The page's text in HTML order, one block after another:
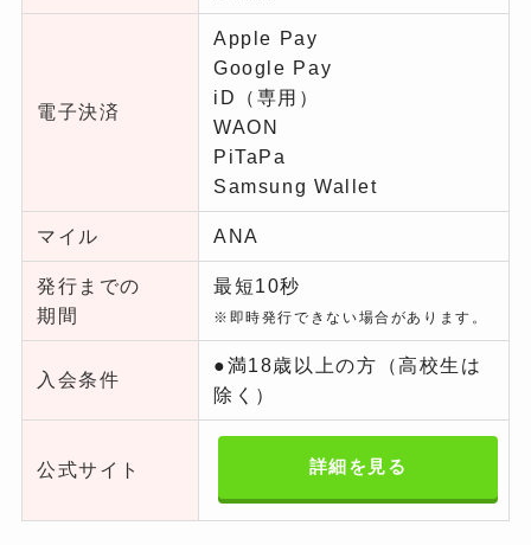
電子決済
Apple Pay
Google Pay
iD（専用）
WAON
PiTaPa
Samsung Wallet
マイル ANA
発行までの
期間
最短10秒
※即時発行できない場合があります。
入会条件
●満18歳以上の方（高校生は
除く）
公式サイト 詳細を見る